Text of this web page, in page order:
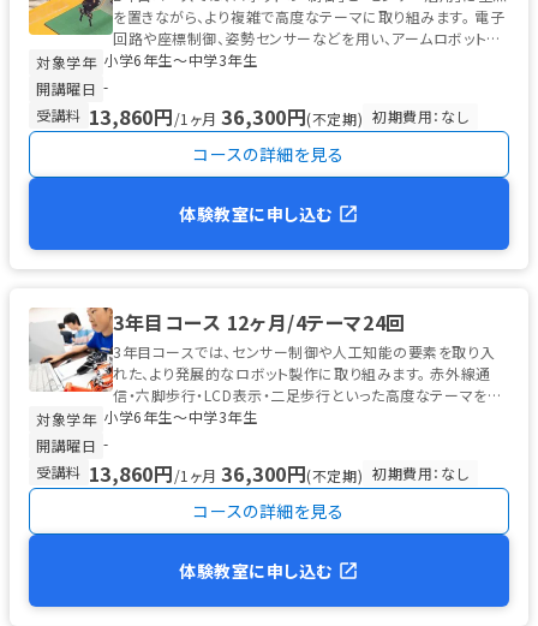
を置きながら、より複雑で高度なテーマに取り組みます。 電子
回路や座標制御、姿勢センサーなどを用い、アームロボットや
倒立振子ロボットな...
対象学年 小学6年生〜中学3年生
開講曜日 -
受講料 13,860円/1ヶ月 36,300円(不定期) 初期費用：なし
コースの詳細を見る
体験教室に申し込む
3年目コース 12ヶ月/4テーマ24回
3年目コースでは、センサー制御や人工知能の要素を取り入
れた、より発展的なロボット製作に取り組みます。 赤外線通
信・六脚歩行・LCD表示・二足歩行といった高度なテーマを通
じて、プログラミングとロ...
対象学年 小学6年生〜中学3年生
開講曜日 -
受講料 13,860円/1ヶ月 36,300円(不定期) 初期費用：なし
コースの詳細を見る
体験教室に申し込む